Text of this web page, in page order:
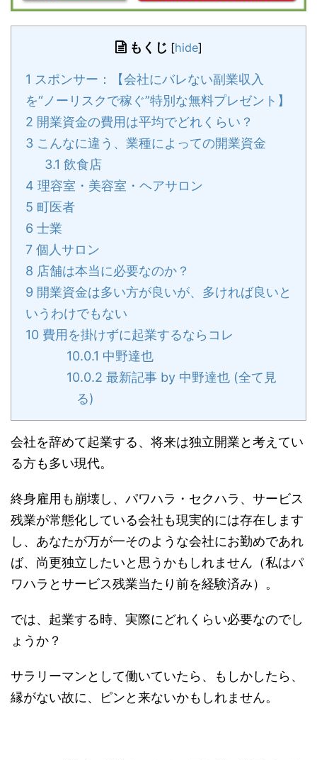
もくじ [hide]
1 スポンサー：【会社にバレない副業収入
を“ノーリスクで稼ぐ”特別な無料プレゼント】
2 開業資金の費用は平均でどれくらい？
3 こんなに違う、業種によっての開業資金
3.1 飲食店
4 理容室・美容室・ヘアサロン
5 町医者
6 士業
7 個人サロン
8 店舗は本当に必要なのか？
9 開業資金は多い方が良いが、多ければ良いと
いうわけでもない
10 費用を掛けずに起業するならコレ
10.0.1 中野達也
10.0.2 最新記事 by 中野達也 (全て見
る)
会社を辞めて起業する、将来は独立開業と考えてい
る方も多い現代。
終身雇用も崩壊し、パワハラ・セクハラ、サービス
残業が常態化している会社も現実的には存在します
し、あなたが万が一そのような会社にお勤めであれ
ば、尚更独立したいと思うかもしれません（私はパ
ワハラとサービス残業当たり前を経験済み）。
では、起業する時、実際にどれくらい必要なのでし
ょうか？
サラリーマンとして働いていたら、もしかしたら、
縁がない故に、ピンと来ないかもしれません。